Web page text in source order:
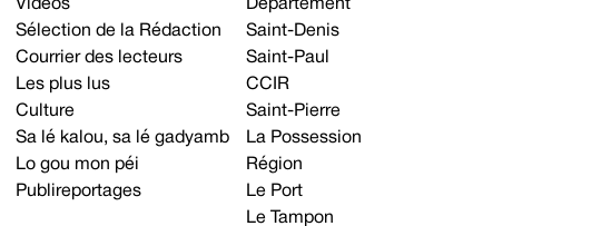
Vidéos
Sélection de la Rédaction
Courrier des lecteurs
Les plus lus
Culture
Sa lé kalou, sa lé gadyamb
Lo gou mon péi
Publireportages
Département
Saint-Denis
Saint-Paul
CCIR
Saint-Pierre
La Possession
Région
Le Port
Le Tampon